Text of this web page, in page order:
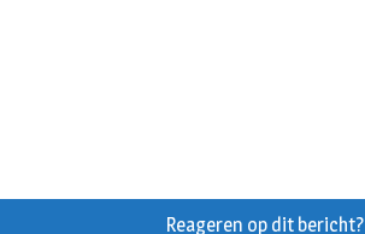
Reageren op dit bericht?